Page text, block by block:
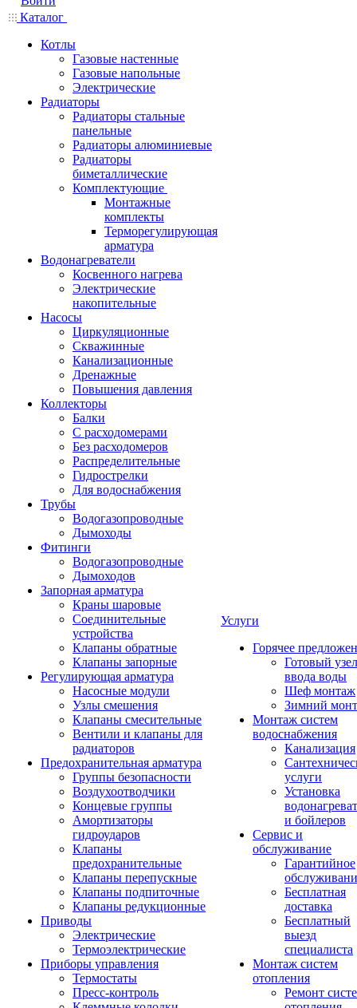
Каталог
Котлы
Газовые настенные
Газовые напольные
Электрические
Радиаторы
Радиаторы стальные
панельные
Радиаторы алюминиевые
Радиаторы
биметаллические
Комплектующие
Монтажные
комплекты
Терморегулирующая
арматура
Водонагреватели
Косвенного нагрева
Электрические
накопительные
Насосы
Циркуляционные
Скважинные
Канализационные
Дренажные
Повышения давления
Коллекторы
Балки
С расходомерами
Без расходомеров
Распределительные
Гидрострелки
Для водоснабжения
Трубы
Водогазопроводные
Дымоходы
Фитинги
Водогазопроводные
Дымоходов
Запорная арматура
Краны шаровые
Соединительные
устройства
Клапаны обратные
Клапаны запорные
Регулирующая арматура
Насосные модули
Узлы смешения
Клапаны смесительные
Вентили и клапаны для
радиаторов
Предохранительная арматура
Группы безопасности
Воздухоотводчики
Концевые группы
Амортизаторы
гидроударов
Клапаны
предохранительные
Клапаны перепускные
Клапаны подпиточные
Клапаны редукционные
Приводы
Электрические
Термоэлектрические
Приборы управления
Термостаты
Пресс-контроль
Услуги
Горячее
Готовый узел
ввода воды
Шеф монтаж
Зимний
Монтаж систем
водоснабжения
Канализация
услуги
Установка
и бойлеров
Сервис и
обслуживание
Гарантийное
Бесплатная
доставка
Бесплатный
выезд
специалиста
Монтаж систем
отопления
Ремонт